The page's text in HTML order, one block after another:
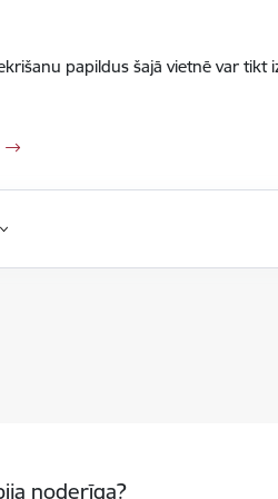
papildus šajā vietnē var
noderīga?